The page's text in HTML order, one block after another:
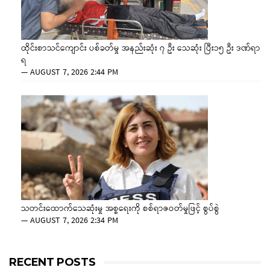
ထိုင်းစာသင်ကျောင်း ပစ်ခတ်မှု အနည်းဆုံး ၇ ဦး သေဆုံး ပြီး၁၅ ဦး ဒဏ်ရာ
ရ
—AUGUST 7, 2026 2:44 PM
သတင်းထောက်သေဆုံးမှု အစ္စရေးကို စစ်ရာဇဝတ်မှုဖြင့် စွပ်စွဲ
—AUGUST 7, 2026 2:34 PM
RECENT POSTS